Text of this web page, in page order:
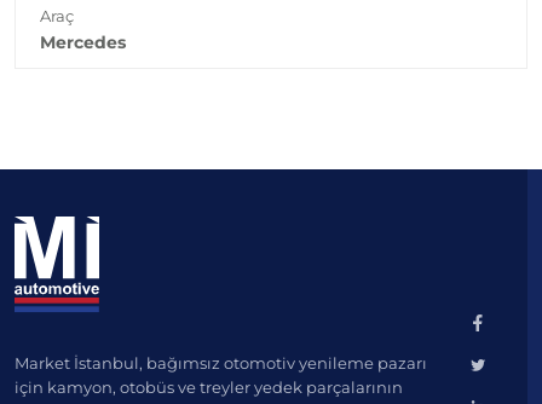
Araç
Mercedes
Market İstanbul, bağımsız otomotiv yenileme pazarı
için kamyon, otobüs ve treyler yedek parçalarının